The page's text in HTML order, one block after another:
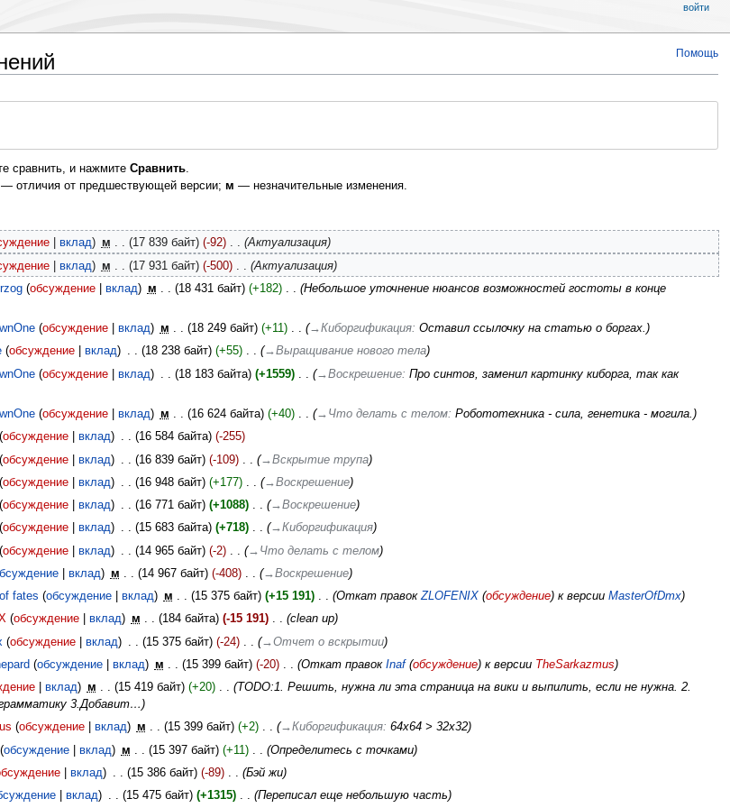
Помощь
сравнить, и нажмите Сравнить.
отличия от предшествующей версии; м — незначительные изменения.
вклад м 17 839 байт -92 ‎
Актуализация
вклад м 17 931 байт -500 ‎
Актуализация
обсуждение вклад м 18 431 байт +182 ‎
Небольшое уточнение нюансов возможностей гостоты в конце
обсуждение вклад м 18 249 байт +11 ‎ →‎Киборгификация: Оставил ссылочку на статью о боргах.
обсуждение вклад 18 238 байт +55 ‎
→‎Выращивание нового тела
обсуждение вклад 18 183 байта +1559 ‎ →‎Воскрешение: Про синтов, заменил картинку киборга, так как
обсуждение вклад м 16 624 байта +40 ‎ →‎Что делать с телом: Робототехника - сила, генетика - могила.
обсуждение вклад 16 584 байта
-255
обсуждение вклад 16 839 байт -109 ‎
→‎Вскрытие трупа
обсуждение вклад 16 948 байт +177 ‎
→‎Воскрешение
обсуждение вклад 16 771 байт +1088 ‎
→‎Воскрешение
обсуждение вклад 15 683 байта +718 ‎
→‎Киборгификация
обсуждение вклад 14 965 байт -2 ‎
→‎Что делать с телом
вклад м 14 967 байт -408 ‎
→‎Воскрешение
fates обсуждение вклад м 15 375 байт +15 191 ‎ Откат правокZLOFENIХ (обсуждение) к версии MasterOfDmx
обсуждение вклад м 184 байта -15 191 ‎
clean up
обсуждение вклад 15 375 байт -24 ‎
→‎Отчет о вскрытии
обсуждение вклад м 15 399 байт -20 ‎ Откат правок Inaf(обсуждение) к версии TheSarkazmus
вклад м 15 419 байт +20 ‎
TODO:1. Решить, нужна ли эта страница на вики и выпилить, если не нужна. 2.
3.Добавит…
обсуждение вклад м 15 399 байт +2 ‎ →‎Киборгификация: 64x64 > 32x32
обсуждение вклад м 15 397 байт +11 ‎
Определитесь с точками
вклад 15 386 байт -89 ‎
Бэй жи
вклад 15 475 байт +1315 ‎ Переписал еще небольшую часть
войти